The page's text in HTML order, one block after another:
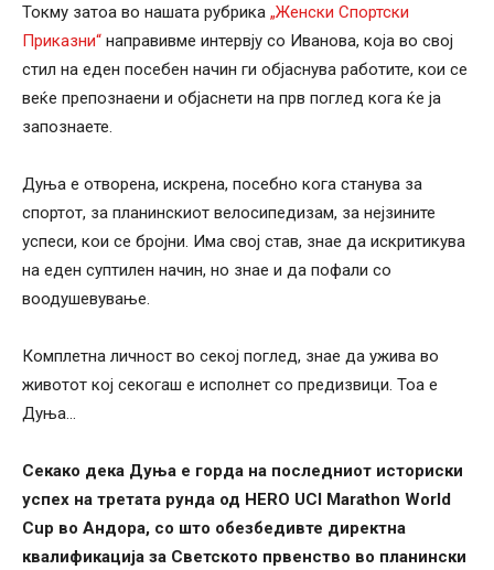
Токму затоа во нашата рубрика „Женски Спортски
Приказни“ направивме интервју со Иванова, која во свој
стил на еден посебен начин ги објаснува работите, кои се
веќе препознаени и објаснети на прв поглед кога ќе ја
запознаете.
Дуња е отворена, искрена, посебно кога станува за
спортот, за планинскиот велосипедизам, за нејзините
успеси, кои се бројни. Има свој став, знае да искритикува
на еден суптилен начин, но знае и да пофали со
воодушевување.
Комплетна личност во секој поглед, знае да ужива во
животот кој секогаш е исполнет со предизвици. Тоа е
Дуња…
Секако дека Дуња е горда на последниот историски
успех на третата рунда од HERO UCI Marathon World
Cup во Андора, со што обезбедивте директна
квалификација за Светското првенство во планински